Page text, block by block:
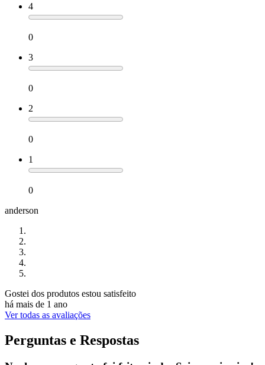
4
0
3
0
2
0
1
0
anderson
Gostei dos produtos estou satisfeito
há mais de 1 ano
Ver todas as avaliações
Perguntas e Respostas